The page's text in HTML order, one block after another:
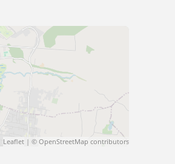
Leaflet| © OpenStreetMap contributors